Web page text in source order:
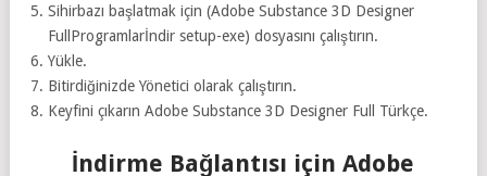
Sihirbazı başlatmak için (Adobe Substance 3D Designer
FullProgramlarİndir setup-exe) dosyasını çalıştırın.
Yükle.
Bitirdiğinizde Yönetici olarak çalıştırın.
Keyfini çıkarın Adobe Substance 3D Designer Full Türkçe.
İndirme Bağlantısı için Adobe